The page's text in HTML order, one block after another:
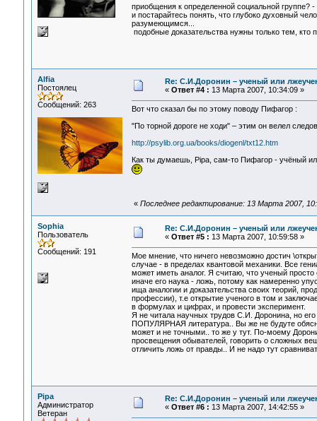
приобщения к определенной социальной группе?
и постарайтесь понять, что глубоко духовный
разумеющимся...
подобные доказательства нужны только тем,
Alfia
Постоялец
Сообщений: 263
Re: С.И.Доронин – ученый или
« Ответ #4 : 13 Марта 2007, 10:34:09 »
Вот что сказал бы по этому поводу Пифагор :
"По торной дороге не ходи" – этим он велел
http://psylib.org.ua/books/diogenl/txt12.htm
Как ты думаешь, Pipa, сам-то Пифагор - учёный
« Последнее редактирование: 13 Марта 2007,
Sophia
Пользователь
Сообщений: 191
Re: С.И.Доронин – ученый или
« Ответ #5 : 13 Марта 2007, 10:59:58 »
Мое мнение, что ничего невозможно достич
случае - в пределах квантовой механики. Все
может иметь аналог. Я считаю, что ученый
иначе его наука - ложь, потому как намеренно
ища аналогии и доказательства своих теорий,
профессии), т.е открытие ученого в том и
в формулах и цифрах, и провести эксперимент.
Я не читала научных трудов С.И. Доронина, но
ПОПУЛЯРНАЯ литература.. Вы же не будуте
может и не точными.. то же у тут. По-моему
просвещения обывателей, говорить о сложных
отличить ложь от правды.. И не надо тут
Pipa
Администратор
Ветеран
Re: С.И.Доронин – ученый или
« Ответ #6 : 13 Марта 2007, 14:42:55 »